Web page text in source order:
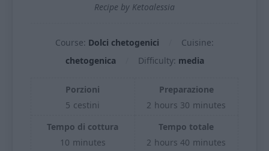
Recipe by Ketoalessia
Course: Dolci chetogenici
Cuisine:
chetogenica
Difficulty: media
Porzioni
5 cestini
Preparazione
2 hours 30 minutes
Tempo di cottura
10 minutes
Tempo totale
2 hours40 minutes